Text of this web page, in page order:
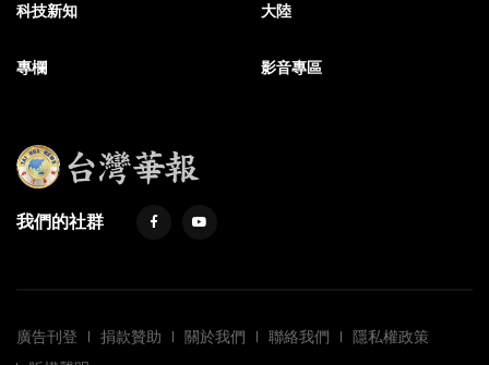
科技新知 大陸
專欄 影音專區
我們的社群
廣告刊登 捐款贊助 關於我們 聯絡我們
隱私權政策